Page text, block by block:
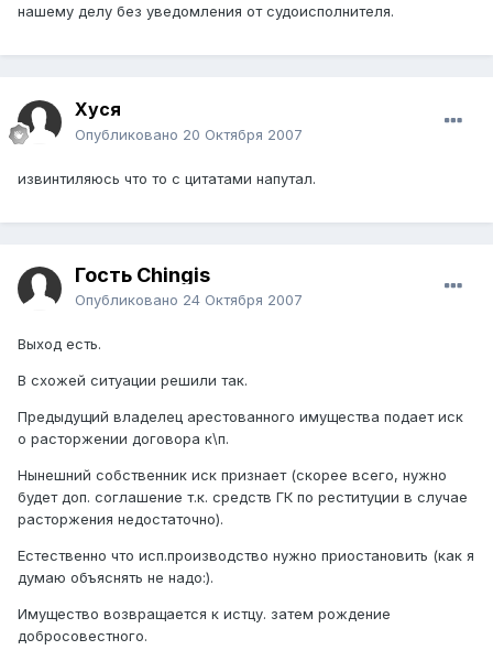
нашему делу без уведомления от судоисполнителя.
Хуся
Опубликовано 20 Октября 2007
извинтиляюсь что то с цитатами напутал.
Гость Chingis
Опубликовано 24 Октября 2007
Выход есть.
В схожей ситуации решили так.
Предыдущий владелец арестованного имущества подает иск
о расторжении договора к\п.
Нынешний собственник иск признает (скорее всего, нужно
будет доп. соглашение т.к. средств ГК по реституции в случае
расторжения недостаточно).
Естественно что исп.производство нужно приостановить (как я
думаю объяснять не надо:).
Имущество возвращается к истцу. затем рождение
добросовестного.